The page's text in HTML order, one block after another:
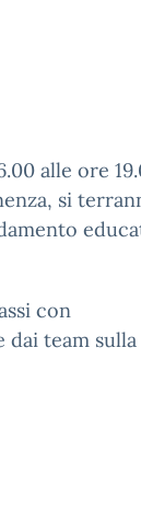
alle ore
si
con
dai team sulla